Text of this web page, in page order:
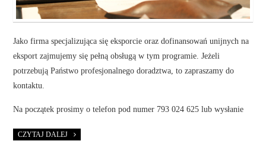
Jako firma specjalizująca się eksporcie oraz dofinansowań unijnych na
eksport zajmujemy się pełną obsługą w tym programie. Jeżeli
potrzebują Państwo profesjonalnego doradztwa, to zapraszamy do
kontaktu.
Na początek prosimy o telefon pod numer 793 024 625 lub wysłanie
CZYTAJ DALEJ